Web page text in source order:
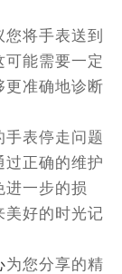
将手表送到
能需要一定
更准确地诊断
表停走问题
过正确的维护
进一步的损
美好的时光记
为您分享的精